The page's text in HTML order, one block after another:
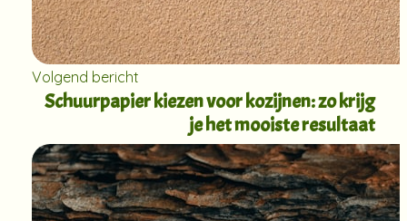
Volgend bericht
Schuurpapier kiezen voor kozijnen: zo krijg
je het mooiste resultaat